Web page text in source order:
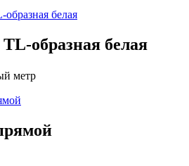
образная белая
метр